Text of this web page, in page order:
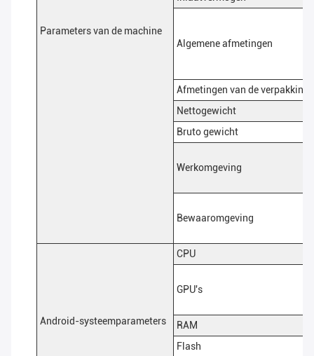
Parameters van de machine
Algemene afmetingen
Afmetingen van de verpakking
Nettogewicht
Bruto gewicht
Werkomgeving
Bewaaromgeving
Android-systeemparameters
CPU
GPU's
RAM
Flash